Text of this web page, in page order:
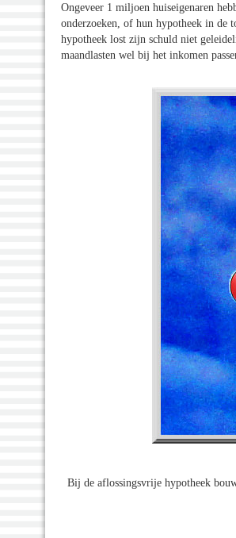
Ongeveer 1 miljoen huiseigenaren
onderzoeken, of hun hypotheek in de
hypotheek lost zijn schuld niet
maandlasten wel bij het inkomen
Bij de aflossingsvrije hypotheek